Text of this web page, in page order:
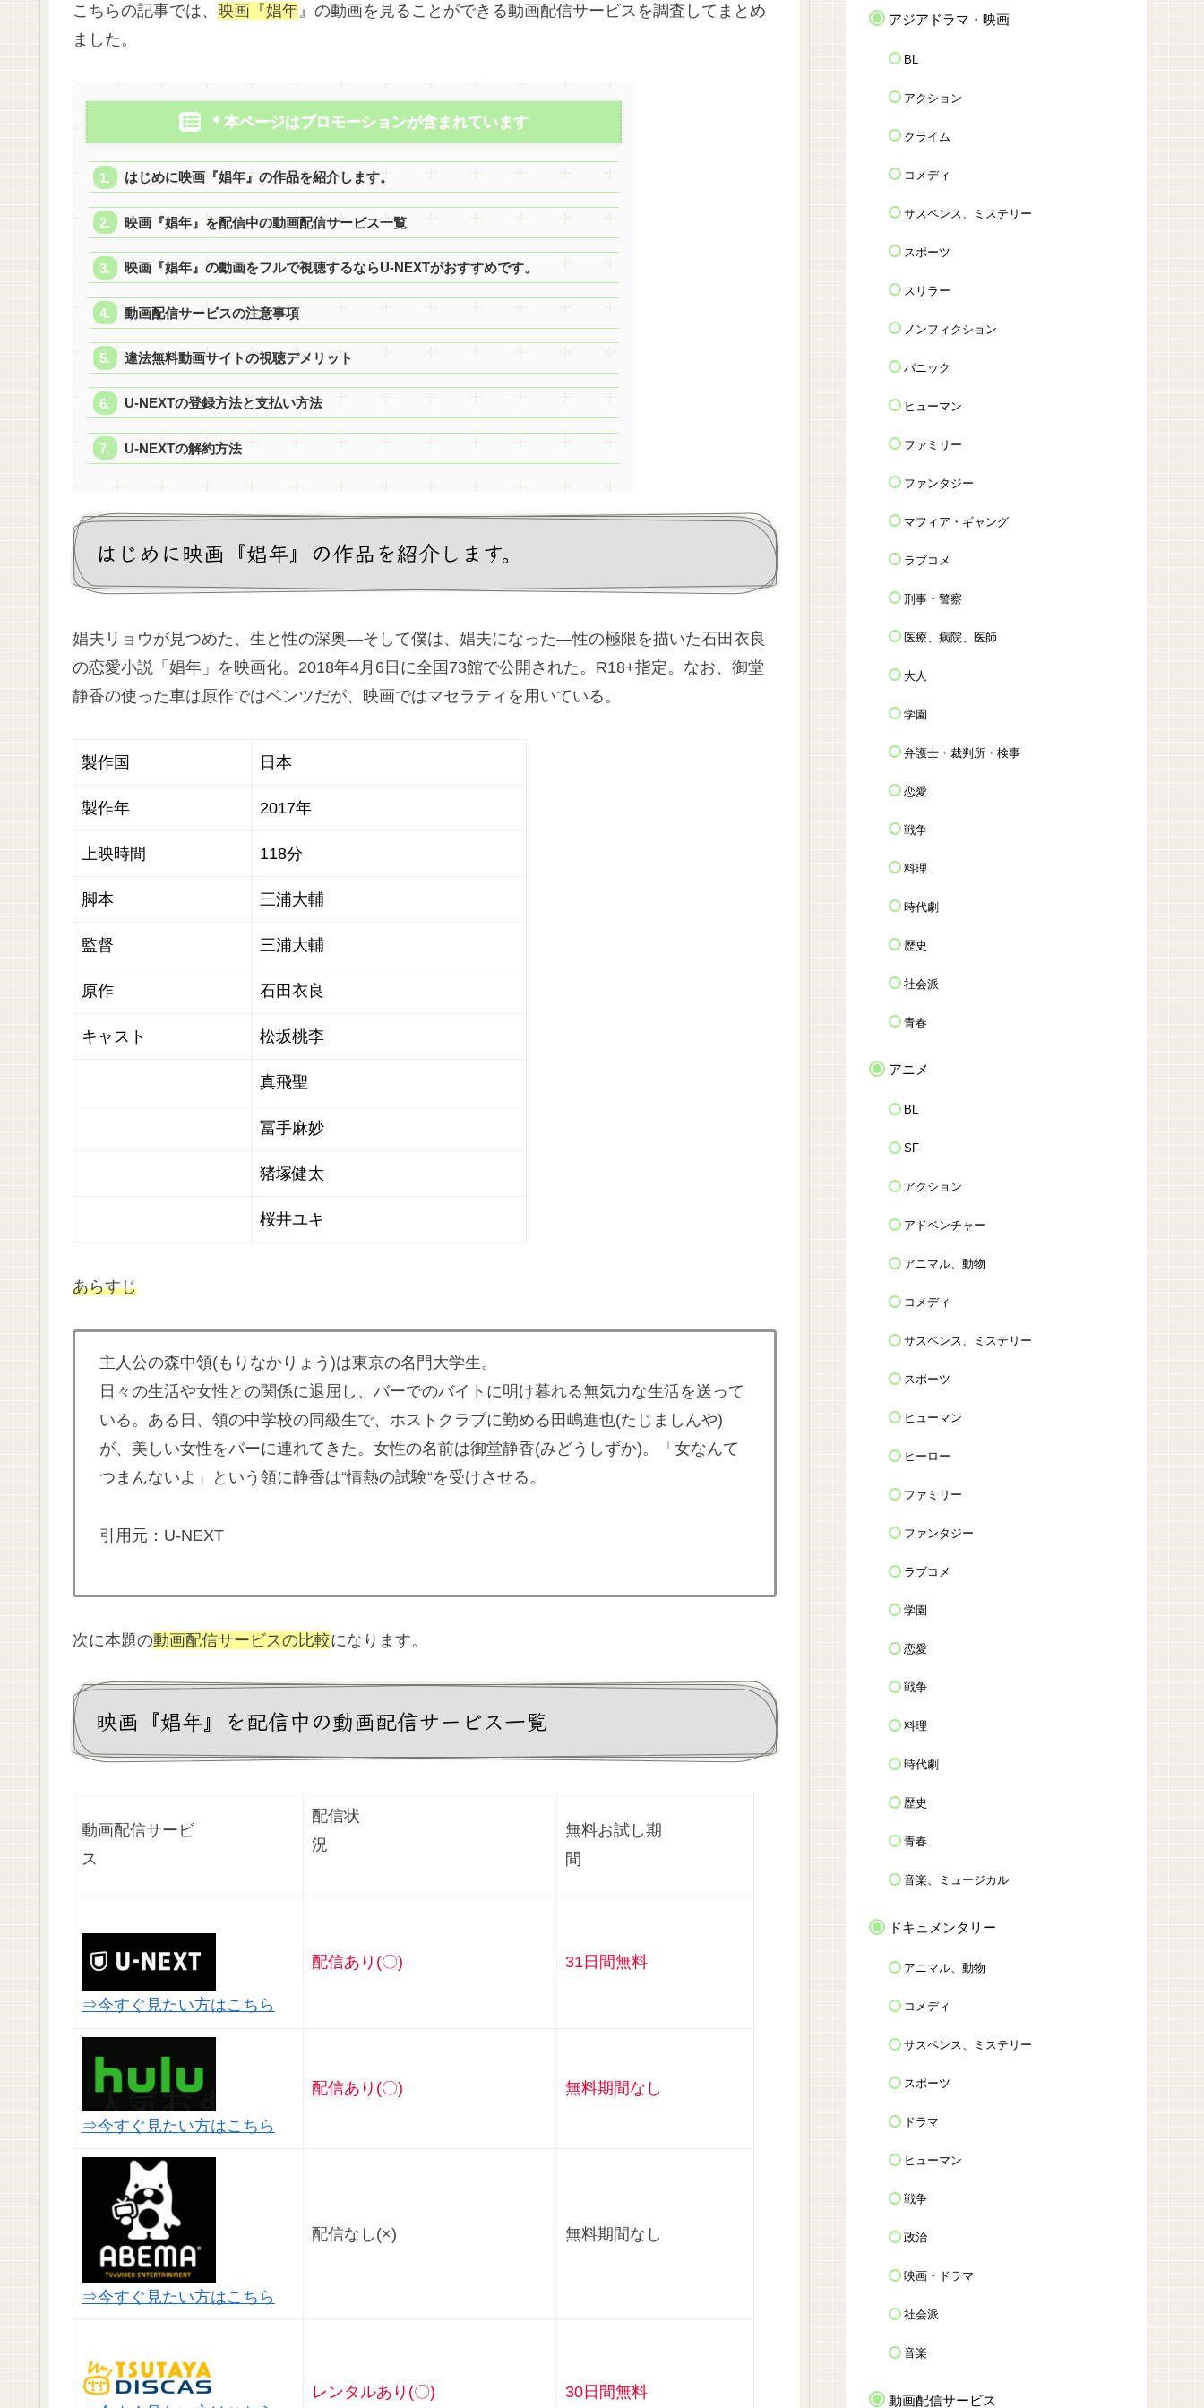
こちらの記事では、 映画『娼年』の動画を見ることができる動画配信サービスを調査してまとめ
ました。
＊本ページはプロモーションが含まれています
はじめに映画『娼年』の作品を紹介します。
映画『娼年』を配信中の動画配信サービス一覧
映画『娼年』の動画をフルで視聴するならU-NEXTがおすすめです。
動画配信サービスの注意事項
違法無料動画サイトの視聴デメリット
U-NEXTの登録方法と支払い方法
U-NEXTの解約方法
はじめに映画『娼年』の作品を紹介します。
娼夫リョウが見つめた、生と性の深奥―そして僕は、娼夫になった―性の極限を描いた石田衣良
の恋愛小説「娼年」を映画化。2018年4月6日に全国73館で公開された。R18+指定。なお、御堂
静香の使った車は原作ではベンツだが、映画ではマセラティを用いている。
製作国 日本
製作年 2017年
上映時間 118分
脚本 三浦大輔
監督 三浦大輔
原作 石田衣良
キャスト 松坂桃李
真飛聖
冨手麻妙
猪塚健太
桜井ユキ
あらすじ
主人公の森中領(もりなかりょう)は東京の名門大学生。
日々の生活や女性との関係に退屈し、バーでのバイトに明け暮れる無気力な生活を送って
いる。ある日、領の中学校の同級生で、ホストクラブに勤める田嶋進也(たじましんや)
が、美しい女性をバーに連れてきた。女性の名前は御堂静香(みどうしずか)。「女なんて
つまんないよ」という領に静香は“情熱の試験“を受けさせる。
引用元：U-NEXT
次に本題の動画配信サービスの比較になります。
映画『娼年』を配信中の動画配信サービス一覧
動画配信サービ
ス
配信状
況
無料お試し期
間
⇒今すぐ見たい方はこちら
配信あり(〇) 31日間無料
⇒今すぐ見たい方はこちら
配信あり(〇) 無料期間なし
⇒今すぐ見たい方はこちら
配信なし(×) 無料期間なし
レンタルあり(〇) 30日間無料
アジアドラマ・映画
BL
アクション
クライム
コメディ
サスペンス、ミステリー
スポーツ
スリラー
ノンフィクション
パニック
ヒューマン
ファミリー
ファンタジー
マフィア・ギャング
ラブコメ
刑事・警察
医療、病院、医師
大人
学園
弁護士・裁判所・検事
恋愛
戦争
料理
時代劇
歴史
社会派
青春
アニメ
BL
SF
アクション
アドベンチャー
アニマル、動物
コメディ
サスペンス、ミステリー
スポーツ
ヒューマン
ヒーロー
ファミリー
ファンタジー
ラブコメ
学園
恋愛
戦争
料理
時代劇
歴史
青春
音楽、ミュージカル
ドキュメンタリー
アニマル、動物
コメディ
サスペンス、ミステリー
スポーツ
ドラマ
ヒューマン
戦争
政治
映画・ドラマ
社会派
音楽
動画配信サービス